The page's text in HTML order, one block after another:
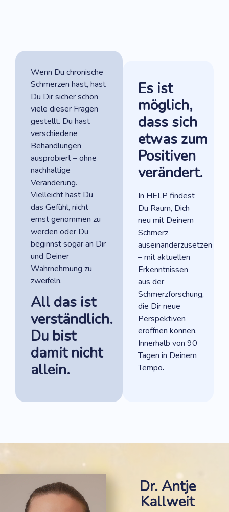
Wenn Du chronische
Schmerzen hast, hast
Du Dir sicher schon
viele dieser Fragen
gestellt. Du hast
verschiedene
Behandlungen
ausprobiert – ohne
nachhaltige
Veränderung.
Vielleicht hast Du
das Gefühl, nicht
ernst genommen zu
werden oder Du
beginnst sogar an Dir
und Deiner
Wahrnehmung zu
zweifeln.
All das ist
verständlich.
Du bist
damit nicht
allein.
Es ist
möglich,
dass sich
etwas zum
Positiven
verändert.
In HELP findest
Du Raum, Dich
neu mit Deinem
Schmerz
auseinanderzusetzen
– mit aktuellen
Erkenntnissen
aus der
Schmerzforschung,
die Dir neue
Perspektiven
eröffnen können.
Innerhalb von 90
Tagenin Deinem
Tempo.
Dr. Antje
Kallweit